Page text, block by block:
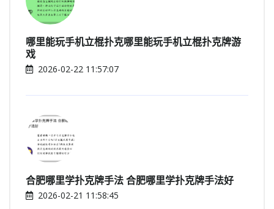
哪里能玩手机立棍扑克哪里能玩手机立棍扑克牌游
戏
2026-02-22 11:57:07
合肥哪里学扑克牌手法 合肥哪里学扑克牌手法好
2026-02-21 11:58:45